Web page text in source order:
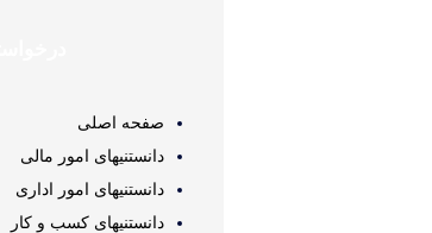
صفحه اصلی
دانستنیهای امور مالی
دانستنیهای امور اداری
دانستنیهای کسب و کار